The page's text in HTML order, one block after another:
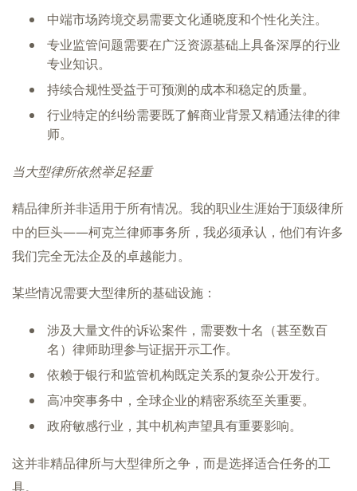
中端市场跨境交易需要文化通晓度和个性化关注。
专业监管问题需要在广泛资源基础上具备深厚的行业
专业知识。
持续合规性受益于可预测的成本和稳定的质量。
行业特定的纠纷需要既了解商业背景又精通法律的律
师。
当大型律所依然举足轻重
精品律所并非适用于所有情况。我的职业生涯始于顶级律所
中的巨头——柯克兰律师事务所，我必须承认，他们有许多
我们完全无法企及的卓越能力。
某些情况需要大型律所的基础设施：
涉及大量文件的诉讼案件，需要数十名（甚至数百
名）律师助理参与证据开示工作。
依赖于银行和监管机构既定关系的复杂公开发行。
高冲突事务中，全球企业的精密系统至关重要。
政府敏感行业，其中机构声望具有重要影响。
这并非精品律所与大型律所之争，而是选择适合任务的工
具。